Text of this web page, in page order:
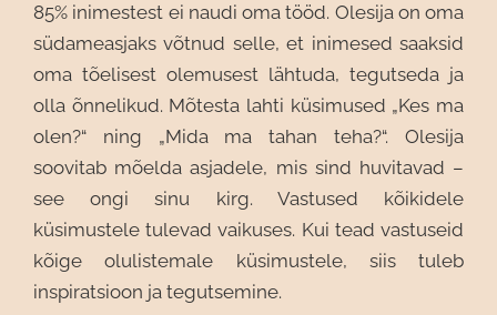
85% inimestest ei naudi oma tööd. Olesija on oma
südameasjaks võtnud selle,et inimesed saaksid
oma tõelisest olemusest lähtuda, tegutseda ja
olla õnnelikud. Mõtesta lahti küsimused „Kes ma
olen?“ ning „Mida ma tahanteha?“. Olesija
soovitab mõelda asjadele, mis sind huvitavad –
see ongi sinu kirg. Vastused kõikidele
küsimustele tulevad vaikuses. Kui tead vastuseid
kõigeolulistemale küsimustele, siis tuleb
inspiratsioon ja tegutsemine.